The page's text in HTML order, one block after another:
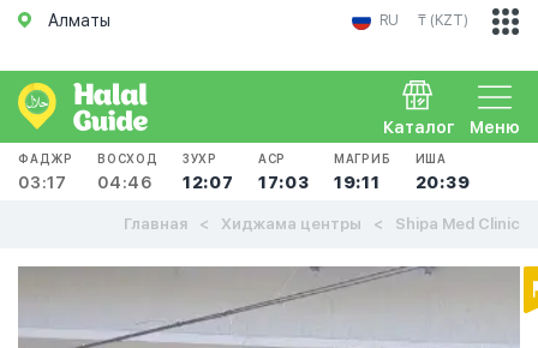
Алматы RU ₸ (KZT)
Меню
Каталог
ФАДЖР
03:17
ВОСХОД
04:46
ЗУХР
12:07
АСР
17:03
МАГРИБ
19:11
ИША
20:39
Главная Хиджама центры Shipa Med Clinic